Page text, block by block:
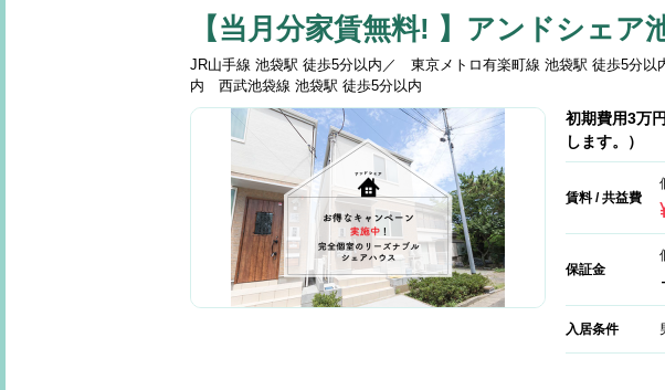
【当月分家賃無料! 】アンドシェア
JR山手線 池袋駅 徒歩5分以内／ 東京メトロ有楽町線 池袋駅 徒歩5分
内 西武池袋線 池袋駅 徒歩5分以内
初期費用3万
します。）
賃料 / 共益費
保証金
入居条件